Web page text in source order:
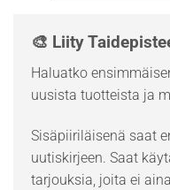
🎨 Liity
Haluatko
uusista tuotteista ja
Sisäpiiriläisenä saat
uutiskirjeen. Saat
tarjouksia, joita ei